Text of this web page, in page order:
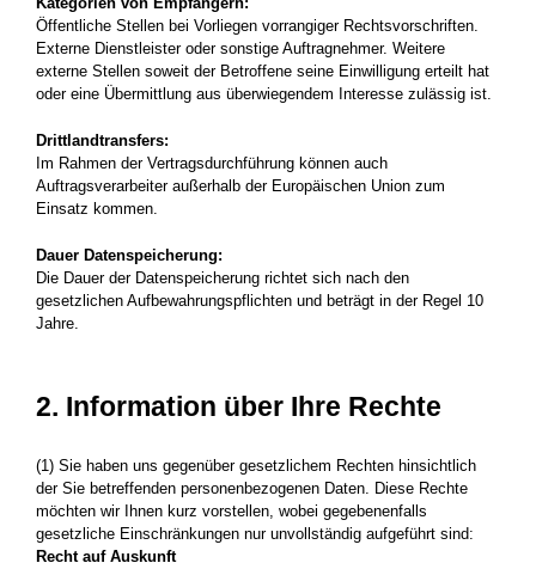
Öffentliche Stellen bei Vorliegen vorrangiger Rechtsvorschriften.
Externe Dienstleister oder sonstige Auftragnehmer. Weitere
externe Stellen soweit der Betroffene seine Einwilligung erteilt hat
oder eine Übermittlung aus überwiegendem Interesse zulässig ist.
Drittlandtransfers:
Im Rahmen der Vertragsdurchführung können auch
Auftragsverarbeiter außerhalb der Europäischen Union zum
Einsatz kommen.
Dauer Datenspeicherung:
Die Dauer der Datenspeicherung richtet sich nach den
gesetzlichen Aufbewahrungspflichten und beträgt in der Regel 10
Jahre.
2. Information über Ihre Rechte
(1) Sie haben uns gegenüber gesetzlichem Rechten hinsichtlich
der Sie betreffenden personenbezogenen Daten. Diese Rechte
möchten wir Ihnen kurz vorstellen, wobei gegebenenfalls
gesetzliche Einschränkungen nur unvollständig aufgeführt sind:
Recht auf Auskunft